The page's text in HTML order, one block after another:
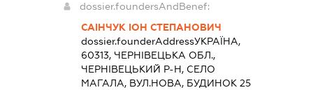
dossier.foundersAndBenef:
САІНЧУК ІОН СТЕПАНОВИЧ
dossier.founderAddressУКРАЇНА,
60313, ЧЕРНІВЕЦЬКА ОБЛ.,
ЧЕРНІВЕЦЬКИЙ Р-Н, СЕЛО
МАГАЛА, ВУЛ.НОВА, БУДИНОК 25